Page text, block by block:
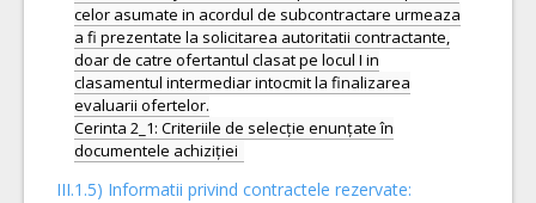
celor asumate in acordul de subcontractare urmeaza
a fi prezentate la solicitarea autoritatii contractante,
doar de catre ofertantul clasat pe locul I in
clasamentul intermediar intocmit la finalizarea
evaluarii ofertelor.
Cerinta 2_1: Criteriile de selecție enunțate în
III.1.5) Informatii privind contractele rezervate: